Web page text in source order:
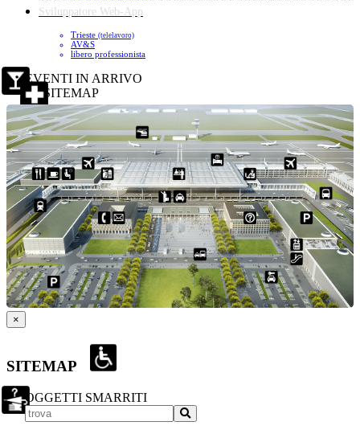
Sviluppatore Web-App
Trieste (telelavoro)
AV&S
libero professionista
EVENTI IN ARRIVO
SITEMAP
×
SITEMAP
OGGETTI SMARRITI